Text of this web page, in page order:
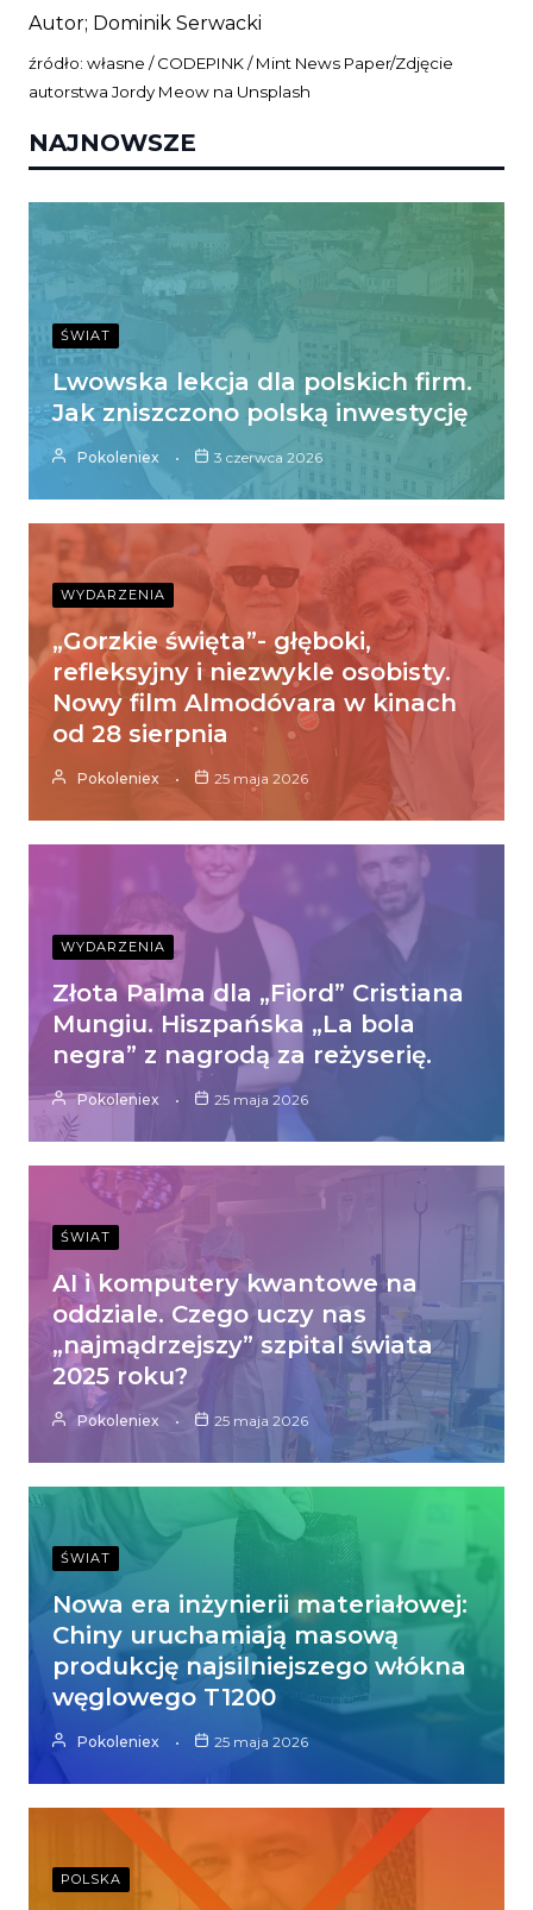
Autor; Dominik Serwacki
źródło: własne / CODEPINK / Mint News Paper/Zdjęcie
autorstwa Jordy Meow na Unsplash
NAJNOWSZE
ŚWIAT
Lwowska lekcja dla polskich firm.
Jak zniszczono polską inwestycję
Pokoleniex 3 czerwca 2026
WYDARZENIA
„Gorzkie święta”- głęboki,
refleksyjny i niezwykle osobisty.
Nowy film Almodóvara w kinach
od 28 sierpnia
Pokoleniex 25 maja 2026
WYDARZENIA
Złota Palma dla „Fiord” Cristiana
Mungiu. Hiszpańska „La bola
negra” z nagrodą za reżyserię.
Pokoleniex 25 maja 2026
ŚWIAT
AI i komputery kwantowe na
oddziale. Czego uczy nas
„najmądrzejszy” szpital świata
2025 roku?
Pokoleniex 25 maja 2026
ŚWIAT
Nowa era inżynierii materiałowej:
Chiny uruchamiają masową
produkcję najsilniejszego włókna
węglowego T1200
Pokoleniex 25 maja 2026
POLSKA